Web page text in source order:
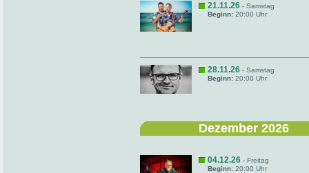
21.11.26 - Samstag
Beginn: 20:00 Uhr
28.11.26 - Samstag
Beginn: 20:00 Uhr
Dezember 2026
04.12.26 - Freitag
Beginn: 20:00 Uhr